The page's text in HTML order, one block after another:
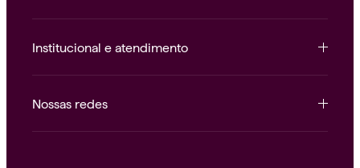
Institucional e atendimento
Nossas redes